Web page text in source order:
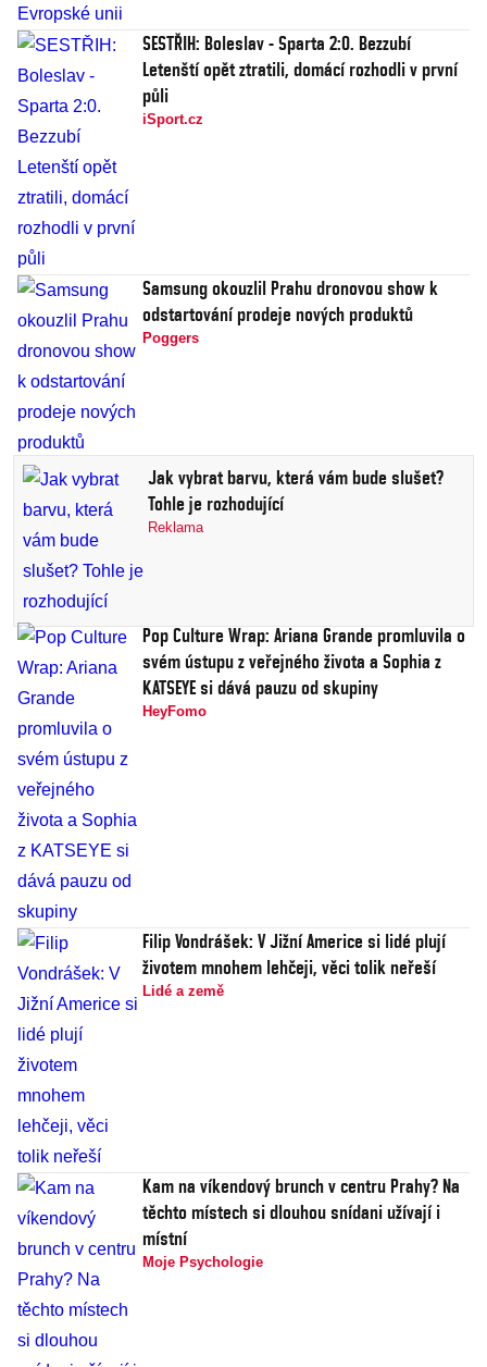
SESTŘIH: Boleslav - Sparta 2:0. Bezzubí
Letenští opět ztratili, domácí rozhodli v první
půli
iSport.cz
Samsung okouzlil Prahu dronovou show k
odstartování prodeje nových produktů
Poggers
Jak vybrat barvu, která vám bude slušet?
Tohle je rozhodující
Reklama
Pop Culture Wrap: Ariana Grande promluvila o
svém ústupu z veřejného života a Sophia z
KATSEYE si dává pauzu od skupiny
HeyFomo
Filip Vondrášek: V Jižní Americe si lidé plují
životem mnohem lehčeji, věci tolik neřeší
Lidé a země
Kam na víkendový brunch v centru Prahy? Na
těchto místech si dlouhou snídani užívají i
místní
Moje Psychologie